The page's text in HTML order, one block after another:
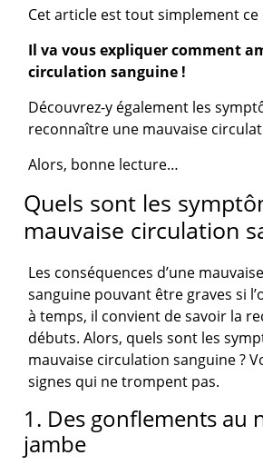
Cet article est tout simplement ce
Il va vous expliquer comment
circulation sanguine !
Découvrez-y également les
reconnaître une mauvaise
Alors, bonne lecture…
Quels sont les
mauvaise circulation
Les conséquences d’une
sanguine pouvant être graves si
à temps, il convient de savoir la
débuts. Alors, quels sont les
mauvaise circulation sanguine ?
signes qui ne trompent pas.
1. Des gonflements au
jambe